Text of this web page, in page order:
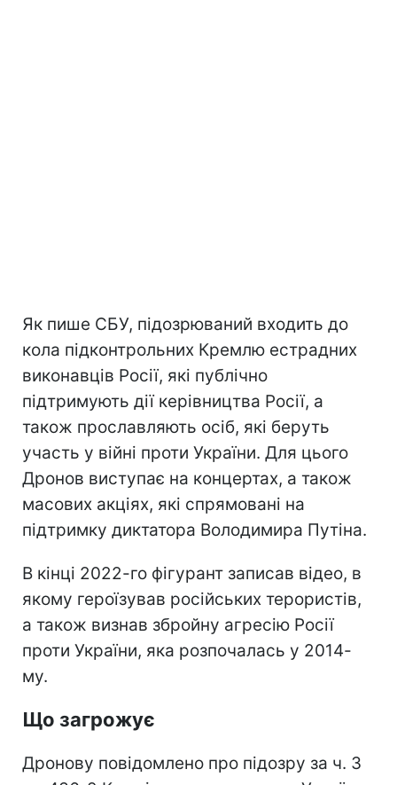
Як пише СБУ, підозрюваний входить до
кола підконтрольних Кремлю естрадних
виконавців Росії, які публічно
підтримують дії керівництва Росії, а
також прославляють осіб, які беруть
участь у війні проти України. Для цього
Дронов виступає на концертах, а також
масових акціях, які спрямовані на
підтримку диктатора Володимира Путіна.
В кінці 2022-го фігурант записав відео, в
якому героїзував російських терористів,
а також визнав збройну агресію Росії
проти України, яка розпочалась у 2014-
му.
Що загрожує
Дронову повідомлено про підозру за ч. 3